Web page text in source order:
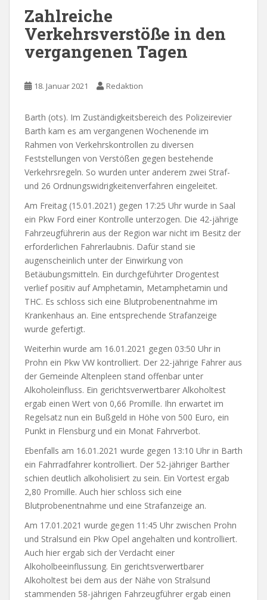
Zahlreiche
Verkehrsverstöße in den
vergangenen Tagen
18. Januar 2021 Redaktion
Barth (ots). Im Zuständigkeitsbereich des Polizeirevier
Barth kam es am vergangenen Wochenende im
Rahmen von Verkehrskontrollen zu diversen
Feststellungen von Verstößen gegen bestehende
Verkehrsregeln. So wurden unter anderem zwei Straf-
und 26 Ordnungswidrigkeitenverfahren eingeleitet.
Am Freitag (15.01.2021) gegen 17:25 Uhr wurde in Saal
ein Pkw Ford einer Kontrolle unterzogen. Die 42-jährige
Fahrzeugführerin aus der Region war nicht im Besitz der
erforderlichen Fahrerlaubnis. Dafür stand sie
augenscheinlich unter der Einwirkung von
Betäubungsmitteln. Ein durchgeführter Drogentest
verlief positiv auf Amphetamin, Metamphetamin und
THC. Es schloss sich eine Blutprobenentnahme im
Krankenhaus an. Eine entsprechende Strafanzeige
wurde gefertigt.
Weiterhin wurde am 16.01.2021 gegen 03:50 Uhr in
Prohn ein Pkw VW kontrolliert. Der 22-jährige Fahrer aus
der Gemeinde Altenpleen stand offenbar unter
Alkoholeinfluss. Ein gerichtsverwertbarer Alkoholtest
ergab einen Wert von 0,66 Promille. Ihn erwartet im
Regelsatz nun ein Bußgeld in Höhe von 500 Euro, ein
Punkt in Flensburg und ein Monat Fahrverbot.
Ebenfalls am 16.01.2021 wurde gegen 13:10 Uhr in Barth
ein Fahrradfahrer kontrolliert. Der 52-jähriger Barther
schien deutlich alkoholisiert zu sein. Ein Vortest ergab
2,80 Promille. Auch hier schloss sich eine
Blutprobenentnahme und eine Strafanzeige an.
Am 17.01.2021 wurde gegen 11:45 Uhr zwischen Prohn
und Stralsund ein Pkw Opel angehalten und kontrolliert.
Auch hier ergab sich der Verdacht einer
Alkoholbeeinflussung. Ein gerichtsverwertbarer
Alkoholtest bei dem aus der Nähe von Stralsund
stammenden 58-jährigen Fahrzeugführer ergab einen